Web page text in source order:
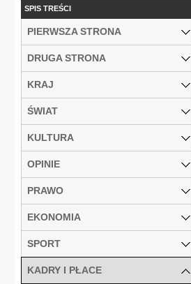
SPIS TREŚCI
PIERWSZA STRONA
DRUGA STRONA
KRAJ
ŚWIAT
KULTURA
OPINIE
PRAWO
EKONOMIA
SPORT
KADRY I PŁACE